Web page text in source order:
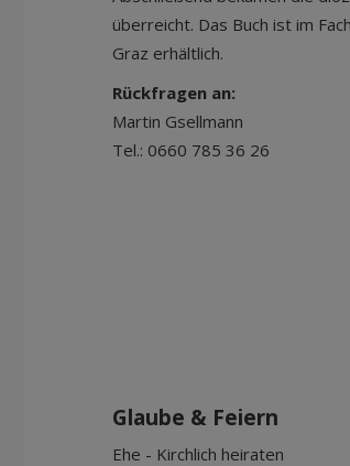
überreicht. Das Buch ist im
Graz erhältlich.
Rückfragen an:
Martin Gsellmann
Tel.: 0660 785 36 26
Glaube & Feiern
Ehe - Kirchlich heiraten